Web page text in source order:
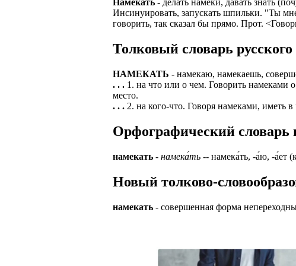
ПРОЦЕСС ОФОРМЛЕНИЯ:
приглашение от
Лицензия по
ВОЗМОЖНО
упаковщик,
# работа за границей
# трудоустройство за
# трудоустройство за
ЗАДАЧИ
Подписывать
В ходе консультации
Опыт не нужен, но
региональный
курьер документов,
В таких банках, как
Открытие, Почта Банк.
А также в компаниях:
В направлениях: без
Намекать - делать намеки, давать знать
Инсинуировать, запускать шпильки. "Ты
говорить, так сказал бы прямо. Прот.
Толковый словарь
НАМЕКАТЬ - намекаю, намекаешь,
. . . 1. на что или о чем. Говорить намеками
место.
. . . 2. на кого-что. Говоря намеками, иметь
Орфографический словарь
намекать - намека́ть -- намека́ть, -а́ю, -а́ет
Новый толково-
намекать - совершенная форма